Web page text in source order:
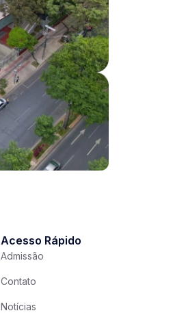
Acesso Rápido
Admissão
Contato
Notícias